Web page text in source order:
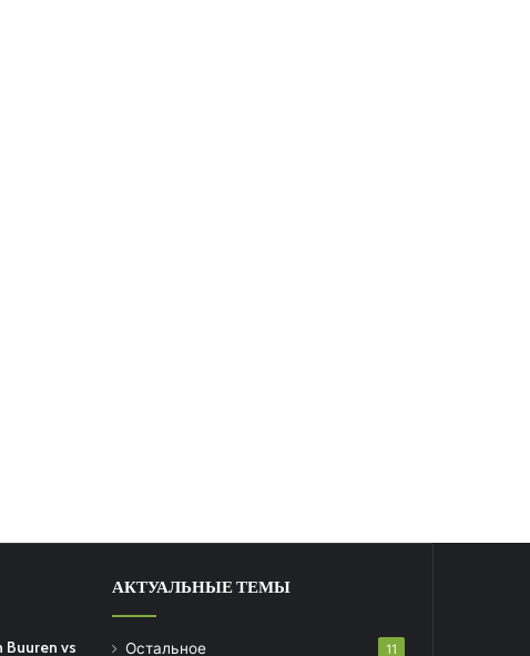
Buuren vs
АКТУАЛЬНЫЕ ТЕМЫ
Остальное 11